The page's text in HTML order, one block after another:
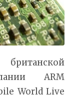
ARM
World Live